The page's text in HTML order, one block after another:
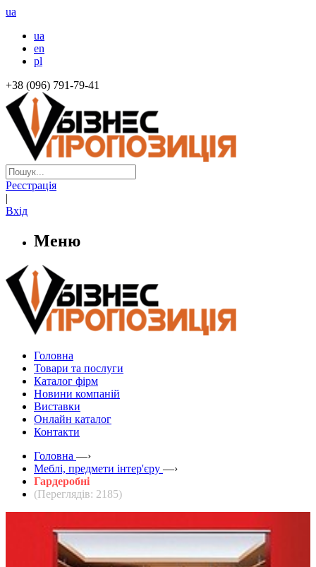
ua
ua
en
pl
+38 (096) 791-79-41
Реєстрація
|
Вхід
Меню
Головна
Товари та послуги
Каталог фірм
Новини компаній
Виставки
Онлайн каталог
Контакти
Головна —›
Меблі, предмети інтер'єру —›
Гардеробні
(Переглядів: 2185)